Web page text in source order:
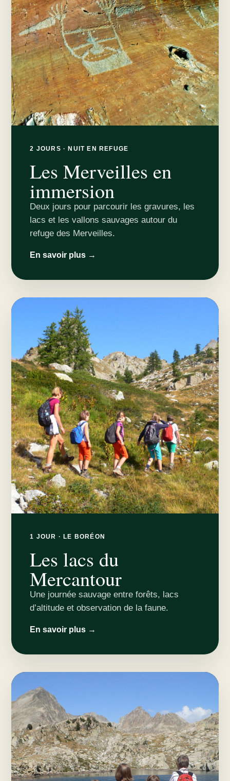
2 JOURS · NUIT EN REFUGE
Les Merveilles en
immersion
Deux jours pour parcourir les gravures, les
lacs et les vallons sauvages autour du
refuge des Merveilles.
En savoir plus →
1 JOUR · LE BORÉON
Les lacs du
Mercantour
Une journée sauvage entre forêts, lacs
d’altitude et observation de la faune.
En savoir plus →